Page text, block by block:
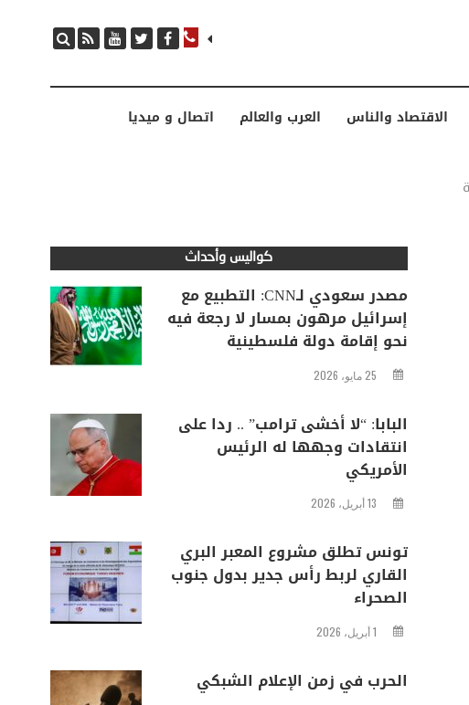
مصدر سعودي لـCNN: التطبيع مع إسرائيل مرهون بمسار لا رجعة فيه نحو إقامة دولة فلسطينية
الاقتصاد والناس العرب والعالم اتصال و ميديا
كواليس وأحداث
مصدر سعودي لـCNN: التطبيع مع
إسرائيل مرهون بمسار لا رجعة فيه
نحو إقامة دولة فلسطينية
25 مايو، 2026
البابا: “لا أخشى ترامب” .. ردا على
انتقادات وجهها له الرئيس
الأمريكي
13 أبريل، 2026
تونس تطلق مشروع المعبر البري
القاري لربط رأس جدير بدول جنوب
الصحراء
1 أبريل، 2026
الحرب في زمن الإعلام الشبكي